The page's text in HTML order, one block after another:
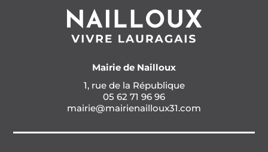
Mairie de Nailloux
1, rue de la République
05 62 71 96 96
mairie@mairienailloux31.com